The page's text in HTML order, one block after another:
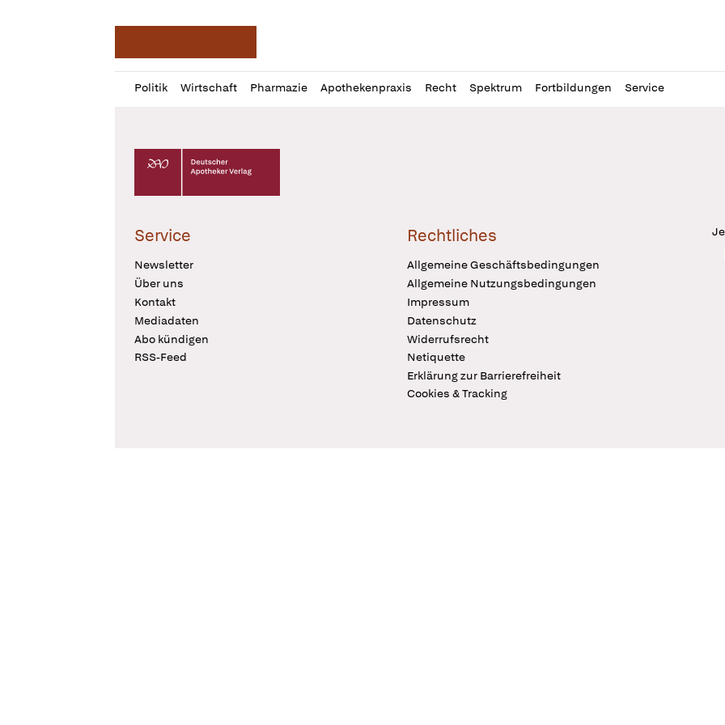
Politik Wirtschaft Pharmazie Apothekenpraxis Recht Spektrum Fortbildungen Service
Profil
öffnen
Daz
Pur
Deutscher Apotheker Verlag Logo
Service
Newsletter
Über uns
Kontakt
Mediadaten
Abo kündigen
RSS-Feed
Rechtliches
Allgemeine Geschäftsbedingungen
Allgemeine Nutzungsbedingungen
Impressum
Datenschutz
Widerrufsrecht
Netiquette
Erklärung zur Barrierefreiheit
Cookies & Tracking